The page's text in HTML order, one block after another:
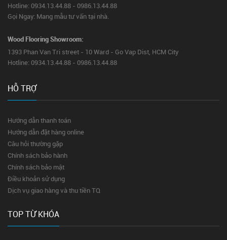
Hotline: 0934.13.44.88 - 0986.13.44.88
Gọi Ngay: Mang mẫu tư vấn tại nhà.
Wood Flooring Showroom:
1393 Phan Van Tri street - 10 Ward - Go Vap Dist, HCM City
Hotline: 0934.13.44.88 - 0986.13.44.88
HỖ TRỢ
Hướng dẫn thanh toán
Hướng dẫn đặt hàng online
Câu hỏi thường gặp
Chính sách bảo hành
Chính sách bảo mật
Điều khoản sử dụng
Dịch vụ giao hàng và thu tiền TQ
TOP TỪ KHÓA